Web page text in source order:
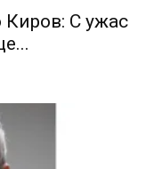
Киров: С ужас